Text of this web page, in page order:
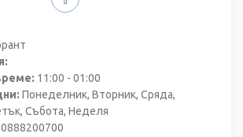
11:00 - 01:00
Понеделник, Вторник, Сряда,
Събота, Неделя
0888200700